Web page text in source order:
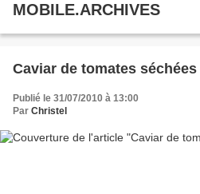
MOBILE.ARCHIVES
Caviar de tomates séchées
Publié le 31/07/2010 à 13:00
Par Christel